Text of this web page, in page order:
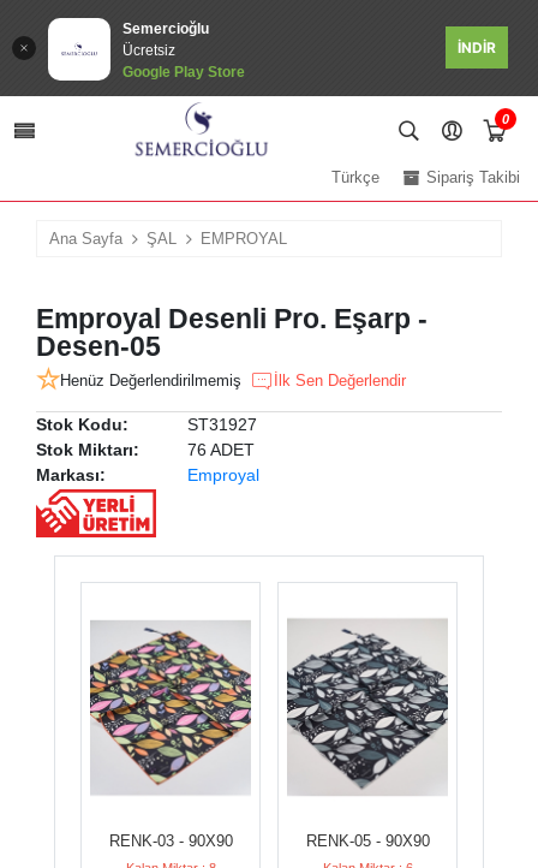
Semercioğlu
Ücretsiz
Google Play Store
İNDİR
0
Sipariş Takibi
Türkçe
Ana Sayfa ŞAL EMPROYAL
Emproyal Desenli Pro. Eşarp -
Desen-05
Henüz Değerlendirilmemiş İlk Sen Değerlendir
Stok Kodu:
ST31927
Stok Miktarı:
76 ADET
Markası:
Emproyal
RENK-03 - 90X90 RENK-05 - 90X90